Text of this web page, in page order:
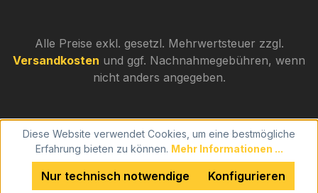
Alle Preise exkl. gesetzl. Mehrwertsteuer zzgl.
Versandkosten und ggf. Nachnahmegebühren, wenn
nicht anders angegeben.
Diese Website verwendet Cookies, um eine bestmögliche
Erfahrung bieten zu können. Mehr Informationen ...
Nur technisch notwendige Konfigurieren